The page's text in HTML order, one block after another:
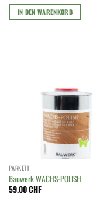
IN DEN WARENKORB
PARKETT
Bauwerk WACHS-POLISH
59.00CHF